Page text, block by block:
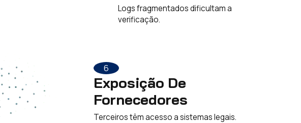
Logs fragmentados dificultam a
verificação.
6
Exposição De
Fornecedores
Terceiros têm acesso a sistemas legais.